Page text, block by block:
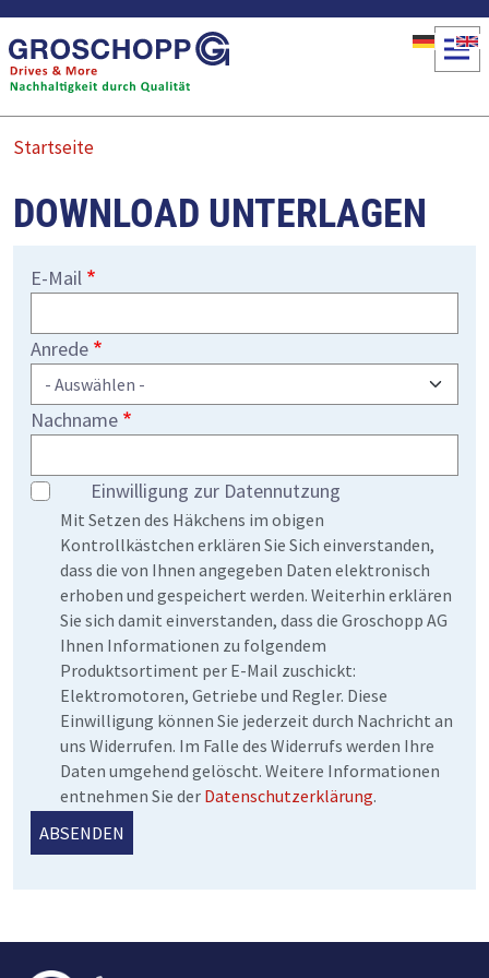
Direkt zum Inhalt
Startseite
DOWNLOAD UNTERLAGEN
E-Mail
Anrede
Nachname
Einwilligung zur Datennutzung
Mit Setzen des Häkchens im obigen
Kontrollkästchen erklären Sie Sich einverstanden,
dass die von Ihnen angegeben Daten elektronisch
erhoben und gespeichert werden. Weiterhin erklären
Sie sich damit einverstanden, dass die Groschopp AG
Ihnen Informationen zu folgendem
Produktsortiment per E-Mail zuschickt:
Elektromotoren, Getriebe und Regler. Diese
Einwilligung können Sie jederzeit durch Nachricht an
uns Widerrufen. Im Falle des Widerrufs werden Ihre
Daten umgehend gelöscht. Weitere Informationen
entnehmen Sie der Datenschutzerklärung.